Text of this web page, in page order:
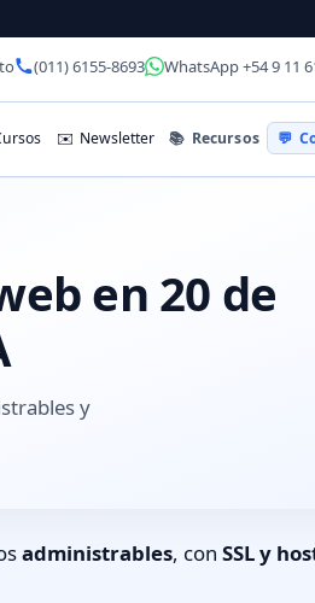
(011) 6155-8693 WhatsApp +54 9 11
✉️ Newsletter 📚 Recursos 💬
en 20 de
y
administrables, con SSL y